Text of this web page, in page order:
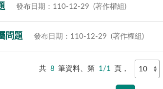
發布日期：110-12-29 (著作權組)
問題 發布日期：110-12-29 (著作權組)
共 8 筆資料、第 1/1 頁，